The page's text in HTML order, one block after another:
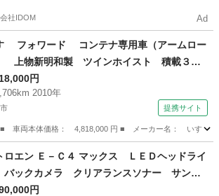
社IDOM Ad
ゞ フォワード コンテナ専用車（アームロー
上物新明和製 ツインホイスト 積載３．
ｔ シートキャリア付 ベッド付 メッキパ
６速ミッション 走行１９．７万ｋｍ （検
円
2010年
提携サイト
車両本体価格： 4,818,000 円 ■ メーカー名： いす
の他
ロエン Ｅ－Ｃ４ マックス ＬＥＤヘッドライ
ックカメラ クリアランスソナー サンル
ＡＣＣ ＡｐｐｌｅＣａｒＰｌａｙ Ａｎ
円